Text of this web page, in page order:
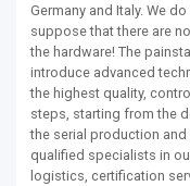
Germany and Italy. We
suppose that there are
the hardware! The
introduce advanced
the highest quality,
steps, starting from the
the serial production and
qualified specialists in
logistics, certification